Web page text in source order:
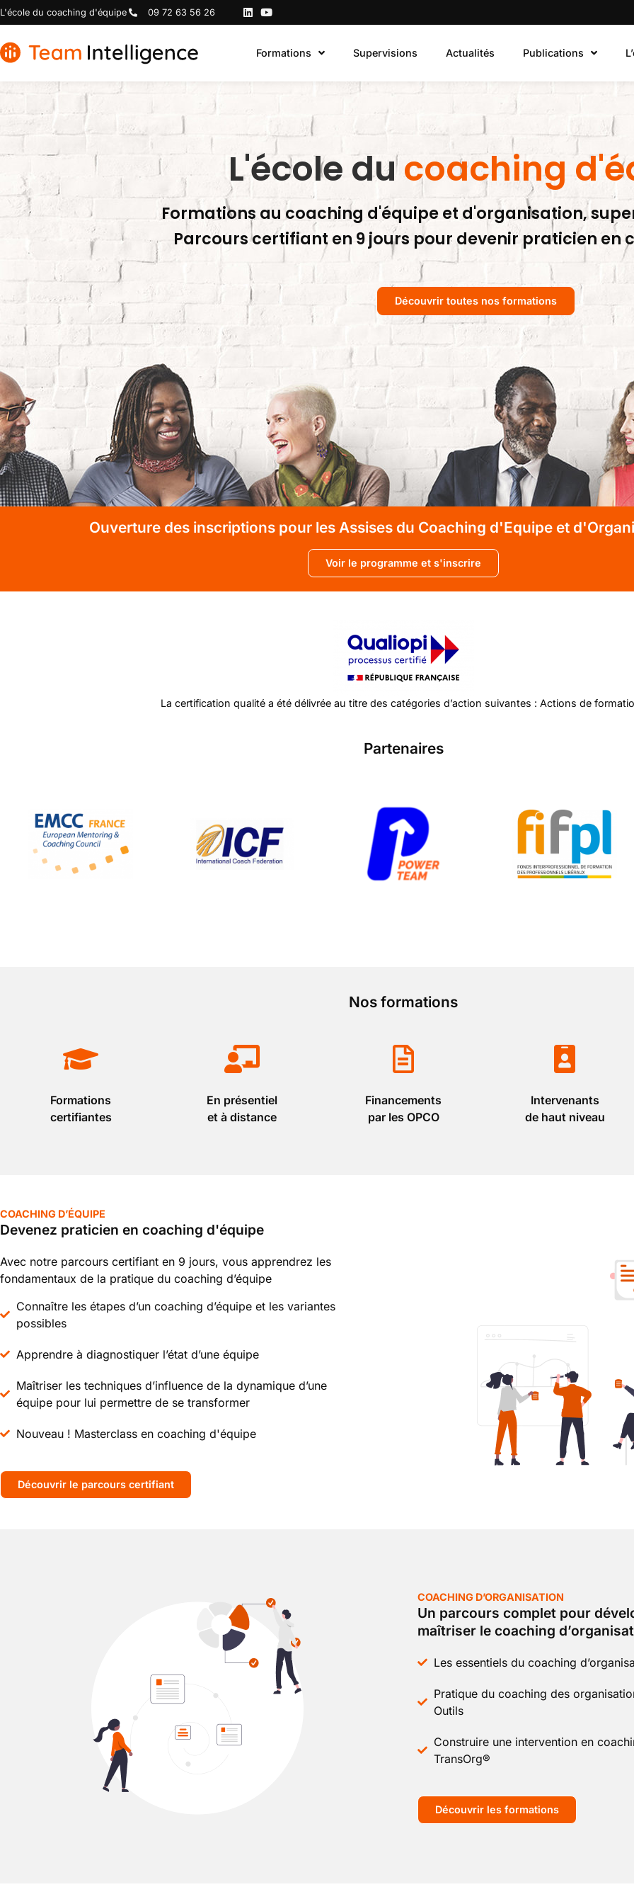
L'école du coaching d'équipe 09 72 63 56 26
Formations Supervisions Actualités Publications
L'école ducoaching
Formations au coaching d'équipe et d'organisation,
Parcours certifiant en 9 jours pour devenir praticien en
Découvrir toutes nos formations
Ouverture des inscriptions pour les Assises du Coaching d'Equipe et
Voir le programme et s'inscrire
La certification qualité a été délivrée au titre des catégories d’action suivantes : Actions de
Partenaires
Nos formations
Formations
certifiantes
En présentiel
et à distance
Financements
par les OPCO
Intervenants
de haut niveau
COACHING D’ÉQUIPE
Devenez praticien en coaching d'équipe
Avec notre parcours certifiant en 9 jours, vous apprendrez les
fondamentaux de la pratique du coaching d’équipe
Connaître les étapes d’un coaching d’équipe et les variantes
possibles
Apprendre à diagnostiquer l’état d’une équipe
Maîtriser les techniques d’influence de la dynamique d’une
équipe pour lui permettre de se transformer
Nouveau ! Masterclass en coaching d'équipe
Découvrir le parcours certifiant
COACHING D’ORGANISATION
Un parcours complet pour
maîtriser le coaching
Les essentiels du coaching
Pratique du coaching des
Outils
Construire une intervention en
TransOrg®
Découvrir les formations